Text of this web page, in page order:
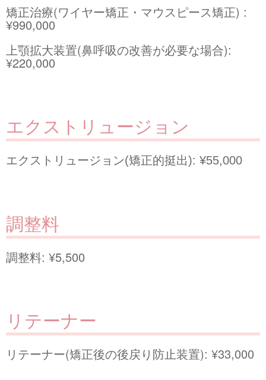
矯正治療(ワイヤー矯正・マウスピース矯正) :
¥990,000
上顎拡大装置(鼻呼吸の改善が必要な場合):
¥220,000
エクストリュージョン
エクストリュージョン(矯正的挺出): ¥55,000
調整料
調整料: ¥5,500
リテーナー
リテーナー(矯正後の後戻り防止装置): ¥33,000